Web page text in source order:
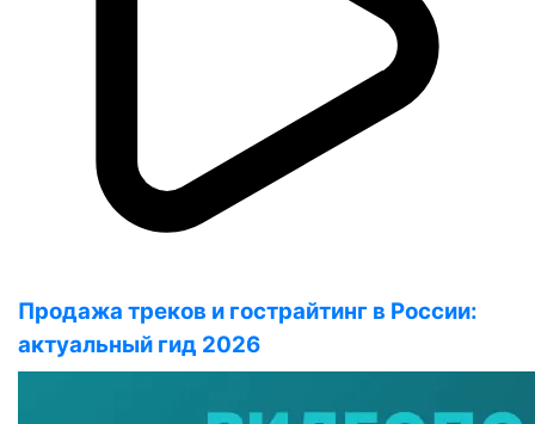
Продажа треков и гострайтинг в России:
актуальный гид 2026